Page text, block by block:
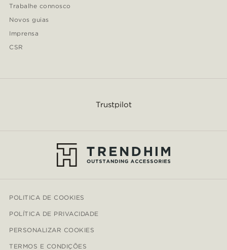
Trabalhe connosco
Novos guias
Imprensa
CSR
Trustpilot
POLITICA DE COOKIES
POLÍTICA DE PRIVACIDADE
PERSONALIZAR COOKIES
TERMOS E CONDIÇÕES